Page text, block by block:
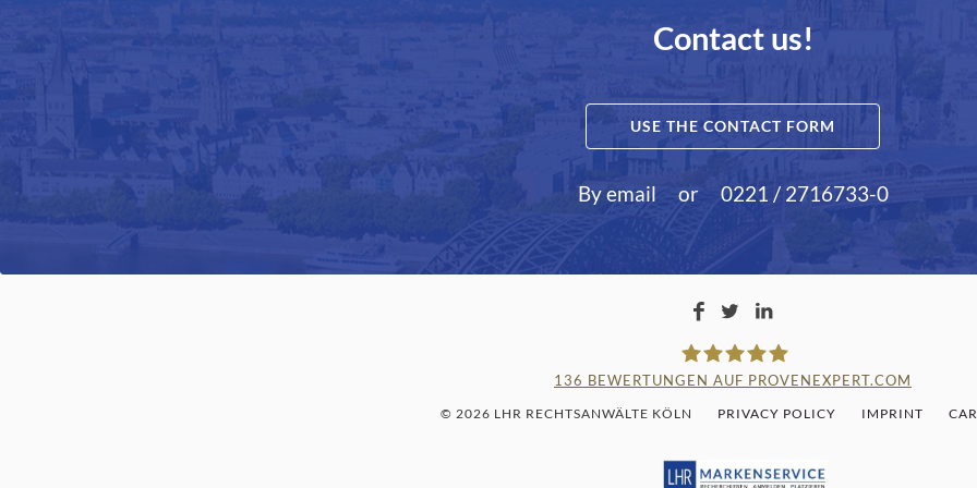
Contact us!
USE THE CONTACT FORM
By email or 0221 / 2716733-0
LAMPMANN, HABERKAMM &
136 BEWERTUNGEN AUF PROVENEXPERT.COM
© 2026 LHR RECHTSANWÄLTE KÖLN PRIVACY POLICY IMPRINT